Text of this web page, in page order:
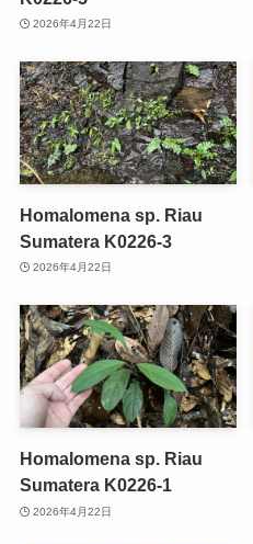
2026年4月22日
Homalomena sp. Riau
Sumatera K0226-3
2026年4月22日
Homalomena sp. Riau
Sumatera K0226-1
2026年4月22日